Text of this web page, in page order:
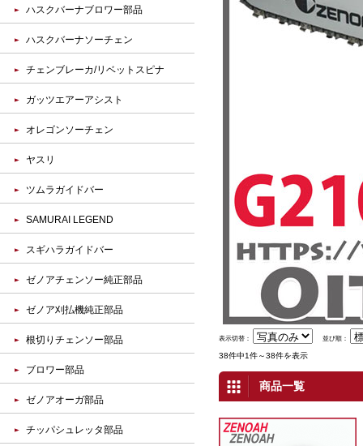
表示切替： 並び順：
38件中1件～38件を表示
商品一覧
ハスクバーナブロワー部品
ハスクバーナソーチェン
チェンブレーカ/リベットスピナ
ガッツエアーアシスト
オレゴンソーチェン
ヤスリ
ツムラガイドバー
SAMURAI LEGEND
スギハラガイドバー
ゼノアチェンソー純正部品
ゼノア刈払機純正部品
根切りチェンソー部品
ブロワー部品
ゼノアオーガ部品
チッパシュレッタ部品